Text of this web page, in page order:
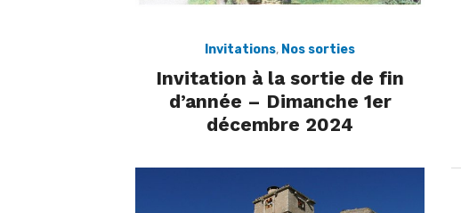
Invitations, Nos sorties
Invitation à la sortie de fin
d’année – Dimanche 1er
décembre 2024